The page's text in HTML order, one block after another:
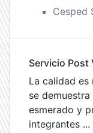
Cesped
Servicio Post
La calidad es
se
esmerado y
integrantes